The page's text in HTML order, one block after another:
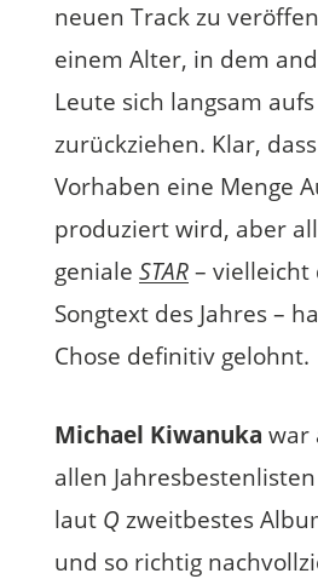
neuen Track zu
einem Alter, in dem
Leute sich langsam
zurückziehen. Klar,
Vorhaben eine Menge
produziert wird, aber
geniale STAR– vielleicht
Songtext des Jahres –
Chose definitiv gelohnt.
Michael Kiwanuka war
allen
laut Q zweitbestes
und so richtig